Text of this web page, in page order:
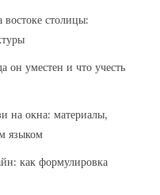
столицы:
он уместен и что учесть
на окна: материалы,
языком
как формулировка